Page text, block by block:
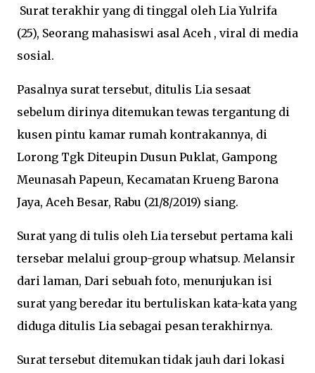
Surat terakhir yang di tinggal oleh Lia Yulrifa
(25), Seorang mahasiswi asal Aceh , viral di media
sosial.
Pasalnya surat tersebut, ditulis Lia sesaat
sebelum dirinya ditemukan tewas tergantung di
kusen pintu kamar rumah kontrakannya, di
Lorong Tgk Diteupin Dusun Puklat, Gampong
Meunasah Papeun, Kecamatan Krueng Barona
Jaya, Aceh Besar, Rabu (21/8/2019) siang.
Surat yang di tulis oleh Lia tersebut pertama kali
tersebar melalui group-group whatsup. Melansir
dari laman, Dari sebuah foto, menunjukan isi
surat yang beredar itu bertuliskan kata-kata yang
diduga ditulis Lia sebagai pesan terakhirnya.
Surat tersebut ditemukan tidak jauh dari lokasi